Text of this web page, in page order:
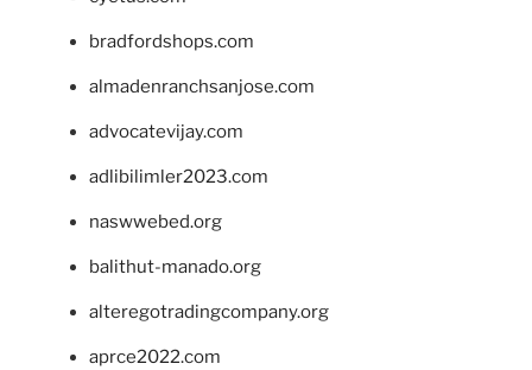
bradfordshops.com
almadenranchsanjose.com
advocatevijay.com
adlibilimler2023.com
naswwebed.org
balithut-manado.org
alteregotradingcompany.org
aprce2022.com